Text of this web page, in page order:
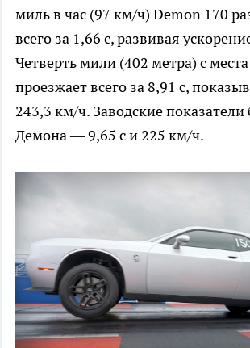
миль в час (97 км/ч) Demon 170
всего за 1,66 с, развивая
Четверть мили (402 метра) с
проезжает всего за 8,91 с,
243,3 км/ч. Заводские показатели
Демона — 9,65 с и 225 км/ч.